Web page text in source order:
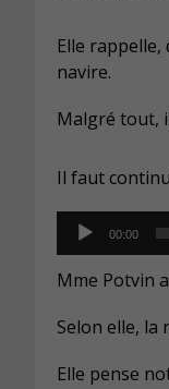
Elle rappelle,
navire.
Malgré tout,
Il faut
Audio
Player
00:00
Mme Potvin
Selon elle, la
Elle pense